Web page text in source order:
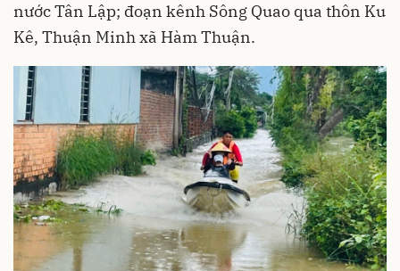
nước Tân Lập; đoạn kênh Sông Quao qua thôn Ku
Kê, Thuận Minh xã Hàm Thuận.